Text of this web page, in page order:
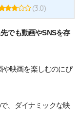
(3.0)
でも動画やSNSを存
や映画を楽しむのにぴ
、ダイナミックな映